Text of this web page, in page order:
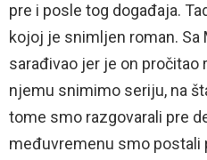
pre i posle tog događaja.
kojoj je snimljen roman. Sa
sarađivao jer je on pročitao
njemu snimimo seriju, na
tome smo razgovarali pre
međuvremenu smo postali